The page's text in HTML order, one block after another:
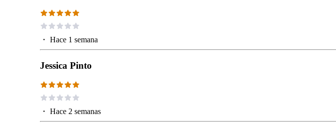
・ Hace 1 semana
Jessica Pinto
・ Hace 2 semanas